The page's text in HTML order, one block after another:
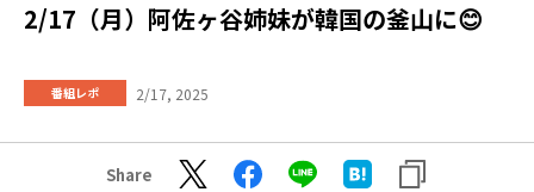
2/17（月）阿佐ヶ谷姉妹が韓国の釜山に😊
番組レポ 2/17, 2025
Share